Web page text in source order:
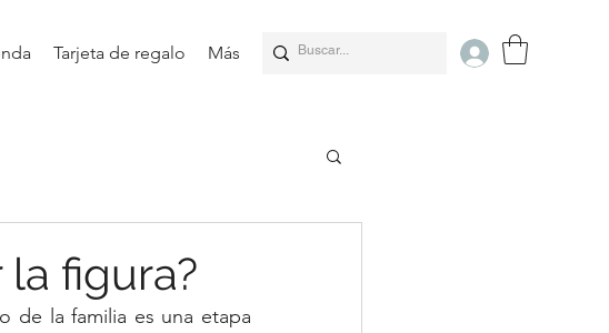
Tarjeta de regalo Más
figura?
de la familia es una etapa